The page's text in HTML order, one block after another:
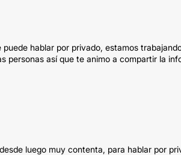
hablar por privado, estamos
personas así que te animo a compartir la
luego muy contenta, para hablar por